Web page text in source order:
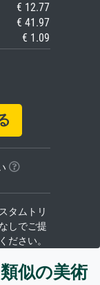
€ 12.77
€ 41.97
€ 1.09
タムトリ
しでご提
ださい。
似の美術